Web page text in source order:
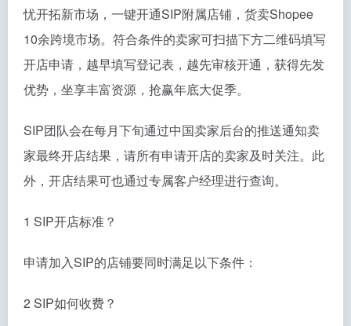
忧开拓新市场，一键开通SIP附属店铺，货卖Shopee
10余跨境市场。符合条件的卖家可扫描下方二维码填写
开店申请，越早填写登记表，越先审核开通，获得先发
优势，坐享丰富资源，抢赢年底大促季。
SIP团队会在每月下旬通过中国卖家后台的推送通知卖
家最终开店结果，请所有申请开店的卖家及时关注。此
外，开店结果可也通过专属客户经理进行查询。
1 SIP开店标准？
申请加入SIP的店铺要同时满足以下条件：
2 SIP如何收费？